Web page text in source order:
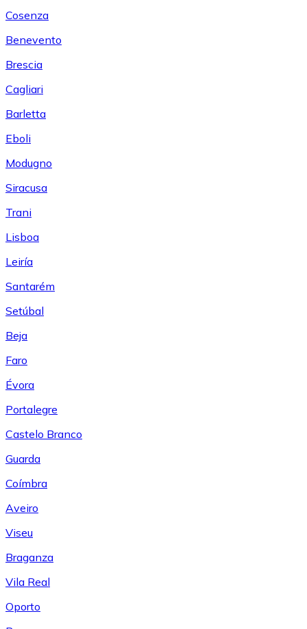
Cosenza
Benevento
Brescia
Cagliari
Barletta
Eboli
Modugno
Siracusa
Trani
Lisboa
Leiría
Santarém
Setúbal
Beja
Faro
Évora
Portalegre
Castelo Branco
Guarda
Coímbra
Aveiro
Viseu
Braganza
Vila Real
Oporto